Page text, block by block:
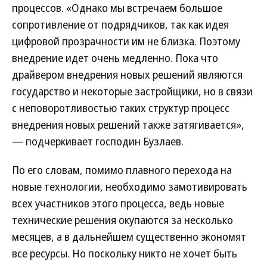
процессов. «Однако мы встречаем большое
сопротивление от подрядчиков, так как идея
цифровой прозрачности им не близка. Поэтому
внедрение идет очень медленно. Пока что
драйвером внедрения новых решений являются
государство и некоторые застройщики, но в связи
с неповоротливостью таких структур процесс
внедрения новых решений также затягивается»,
— подчеркивает господин Бузлаев.
По его словам, помимо плавного перехода на
новые технологии, необходимо замотивировать
всех участников этого процесса, ведь новые
технические решения окупаются за несколько
месяцев, а в дальнейшем существенно экономят
все ресурсы. Но поскольку никто не хочет быть